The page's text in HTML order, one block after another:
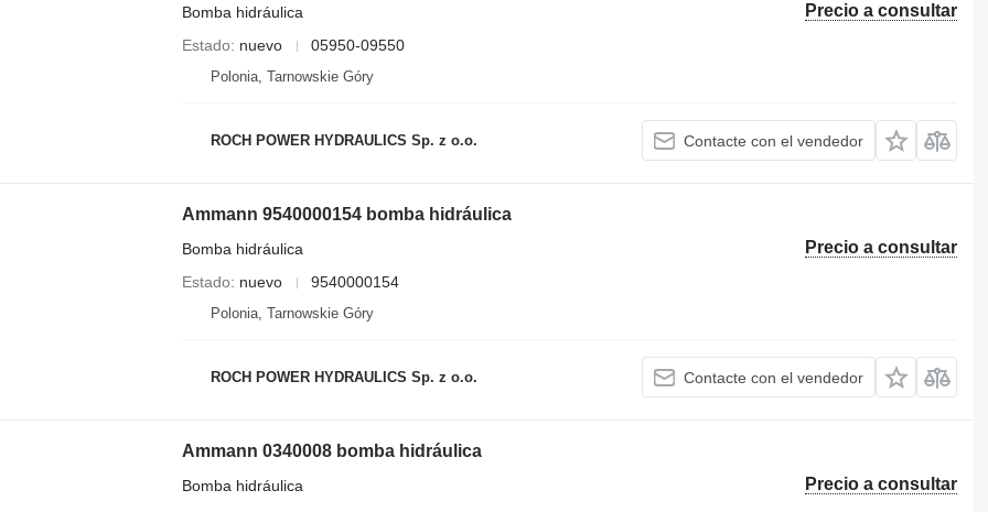
Precio a consultar
Bomba hidráulica
Estado
nuevo 05950-09550
Polonia, Tarnowskie Góry
ROCH POWER HYDRAULICS Sp. z o.o. Contacte con el vendedor
Ammann 9540000154 bomba hidráulica
Precio a consultar
Bomba hidráulica
Estado
nuevo 9540000154
Polonia, Tarnowskie Góry
ROCH POWER HYDRAULICS Sp. z o.o. Contacte con el vendedor
Ammann 0340008 bomba hidráulica
Precio a consultar
Bomba hidráulica